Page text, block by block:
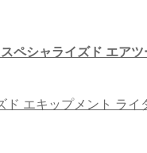
ペシャライズド エア
エキップメント ライ